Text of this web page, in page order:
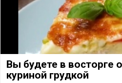
Вы будете в восторге
куриной грудкой